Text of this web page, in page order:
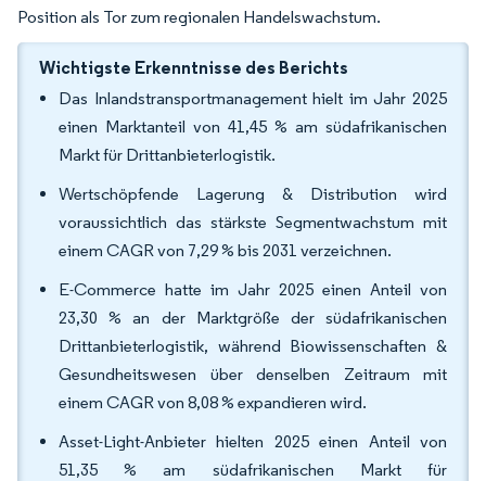
Position als Tor zum regionalen Handelswachstum.
Wichtigste Erkenntnisse des Berichts
Das Inlandstransportmanagement hielt im Jahr 2025
einen Marktanteil von 41,45 % am südafrikanischen
Markt für Drittanbieterlogistik.
Wertschöpfende Lagerung & Distribution wird
voraussichtlich das stärkste Segmentwachstum mit
einem CAGR von 7,29 % bis 2031 verzeichnen.
E-Commerce hatte im Jahr 2025 einen Anteil von
23,30 % an der Marktgröße der südafrikanischen
Drittanbieterlogistik, während Biowissenschaften &
Gesundheitswesen über denselben Zeitraum mit
einem CAGR von 8,08 % expandieren wird.
Asset-Light-Anbieter hielten 2025 einen Anteil von
51,35 % am südafrikanischen Markt für